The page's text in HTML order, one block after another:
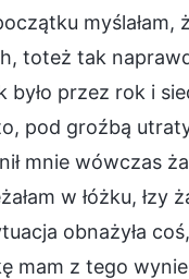
toteż tak
było przez rok i
pod groźbą
mnie wówczas
w łóżku, łzy
obnażyła
mam z tego